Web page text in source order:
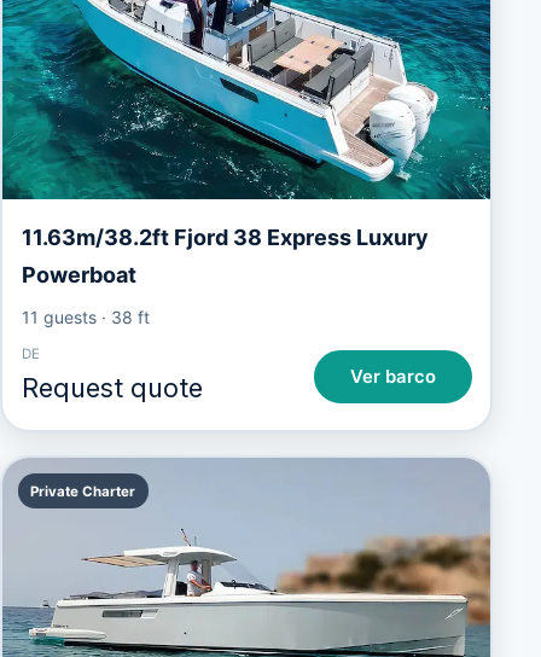
11.63m/38.2ft Fjord 38 Express Luxury
Powerboat
11 guests· 38 ft
DE
Request quote Ver barco
Private Charter